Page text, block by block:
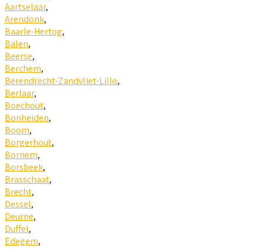
Aartselaar,
Arendonk,
Baarle-Hertog,
Balen,
Beerse,
Berchem,
Berendrecht-Zandvliet-Lillo,
Berlaar,
Boechout,
Bonheiden,
Boom,
Borgerhout,
Bornem,
Borsbeek,
Brasschaat,
Brecht,
Dessel,
Deurne,
Duffel,
Edegem,